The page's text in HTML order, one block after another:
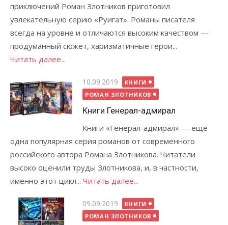
приключений Роман Злотников приготовил
увлекательную серию «Руигат». Романы писателя
всегда на уровне и отличаются высоким качеством —
продуманный сюжет, харизматичные герои...
Читать далее...
Опубликовано
10.09.2019
КНИГИ
РОМАН ЗЛОТНИКОВ
Книги Генерал-адмирал
Книги «Генерал-адмирал» — еще
одна популярная серия романов от современного
российского автора Романа Злотникова. Читатели
высоко оценили труды Злотникова, и, в частности,
именно этот цикл... Читать далее...
Опубликовано
09.09.2019
КНИГИ
РОМАН ЗЛОТНИКОВ